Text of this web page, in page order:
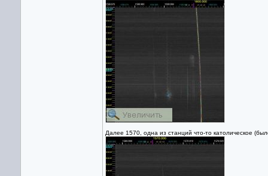
Далее 1570, одна из станций что-то католическое